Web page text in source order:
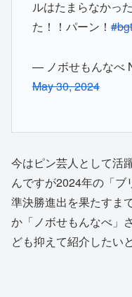
ルはたまらなかっ
た！！パーン！#bgt
— ノボせもんなべ
May 30, 2024
今はピン芸人として活
んですが2024年の「
準決勝進出を果たすま
か「ノボせもんなべ」
ども抑えて紹介したい